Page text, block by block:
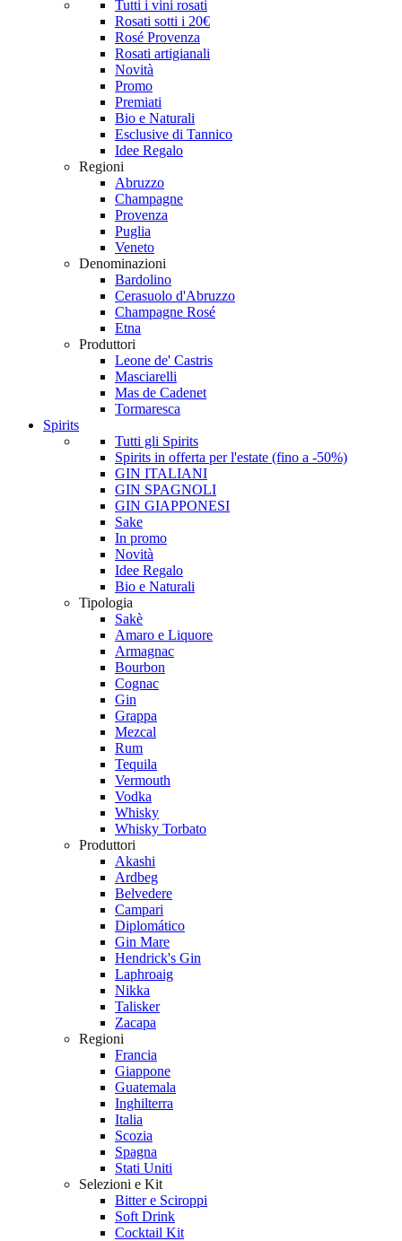
Tutti i vini rosati
Rosati sotti i 20€
Rosé Provenza
Rosati artigianali
Novità
Promo
Premiati
Bio e Naturali
Esclusive di Tannico
Idee Regalo
Regioni
Abruzzo
Champagne
Provenza
Puglia
Veneto
Denominazioni
Bardolino
Cerasuolo d'Abruzzo
Champagne Rosé
Etna
Produttori
Leone de' Castris
Masciarelli
Mas de Cadenet
Tormaresca
Spirits
Tutti gli Spirits
Spirits in offerta per l'estate (fino a -50%)
GIN ITALIANI
GIN SPAGNOLI
GIN GIAPPONESI
Sake
In promo
Novità
Idee Regalo
Bio e Naturali
Tipologia
Sakè
Amaro e Liquore
Armagnac
Bourbon
Cognac
Gin
Grappa
Mezcal
Rum
Tequila
Vermouth
Vodka
Whisky
Whisky Torbato
Produttori
Akashi
Ardbeg
Belvedere
Campari
Diplomático
Gin Mare
Hendrick's Gin
Laphroaig
Nikka
Talisker
Zacapa
Regioni
Francia
Giappone
Guatemala
Inghilterra
Italia
Scozia
Spagna
Stati Uniti
Selezioni e Kit
Bitter e Sciroppi
Soft Drink
Cocktail Kit